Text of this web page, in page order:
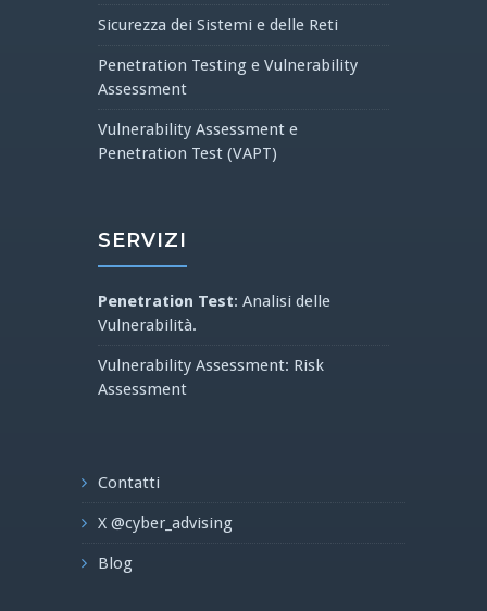
Sicurezza dei Sistemi e delle Reti
Penetration Testing e Vulnerability
Assessment
Vulnerability Assessment e
Penetration Test (VAPT)
SERVIZI
Penetration Test: Analisi delle
Vulnerabilità.
Vulnerability Assessment: Risk
Assessment
Contatti
X @cyber_advising
Blog